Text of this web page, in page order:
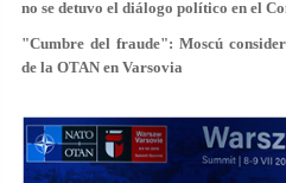
no se detuvo el diálogo político en el
"Cumbre del fraude": Moscú
de la OTAN en Varsovia